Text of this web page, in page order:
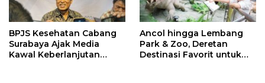
BPJS Kesehatan Cabang
Surabaya Ajak Media
Kawal Keberlanjutan
Ancol hingga Lembang
Park & Zoo, Deretan
Destinasi Favorit untuk